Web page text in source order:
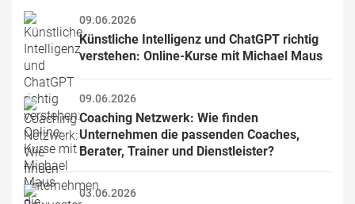
09.06.2026
Künstliche Intelligenz und ChatGPT richtig
verstehen: Online-Kurse mit Michael Maus
09.06.2026
Coaching Netzwerk: Wie finden
Unternehmen die passenden Coaches,
Berater, Trainer und Dienstleister?
03.06.2026